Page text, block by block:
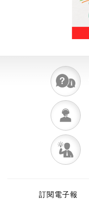
訂閱電子報